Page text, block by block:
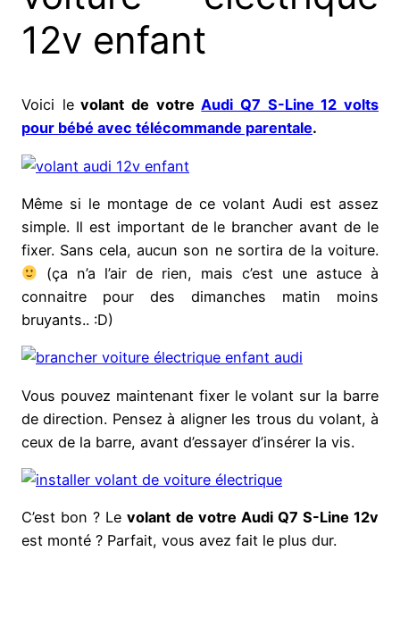
12v enfant
Voici levolant de votreAudi Q7 S-Line 12 volts
pour bébé avec télécommande parentale.
Même si le montage de ce volant Audi est assez
simple. Il est important de le brancher avant de le
fixer. Sans cela, aucun son ne sortira de la voiture.
(ça n’a l’air de rien, mais c’est une astuce à
connaitre pour des dimanches matin moins
bruyants.. :D)
Vous pouvez maintenant fixer le volant sur la barre
de direction. Pensez à aligner les trous du volant, à
ceux de la barre, avant d’essayer d’insérer la vis.
C’est bon ? Levolant de votre Audi Q7 S-Line 12v
est monté ? Parfait, vous avez fait le plus dur.